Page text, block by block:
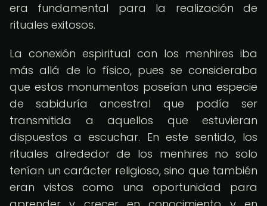
era fundamental para la realización de
rituales exitosos.
La conexión espiritual con los menhires iba
más allá de lo físico, pues se consideraba
que estos monumentos poseían una especie
de sabiduría ancestral que podía ser
transmitida a aquellos que estuvieran
dispuestos a escuchar. En este sentido, los
rituales alrededor de los menhires no solo
tenían un carácter religioso, sino que también
eran vistos como una oportunidad para